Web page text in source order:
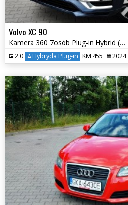
Volvo XC 90
Kamera 360 7osób Plug-in Hybrid (Recharge) Elektryczna Klapa
2.0 Hybryda Plug-in KM 455 2024